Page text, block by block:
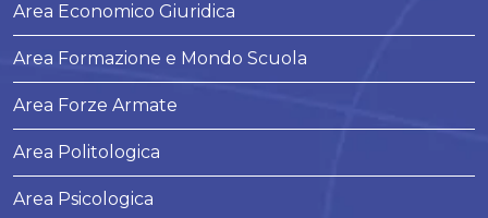
Area Economico Giuridica
Area Formazione e Mondo Scuola
Area Forze Armate
Area Politologica
Area Psicologica